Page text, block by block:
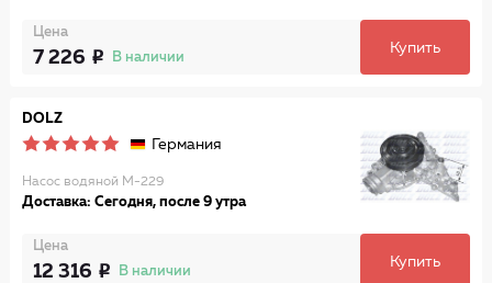
Цена
7 226 В наличии
Купить
DOLZ
Германия
Насос водяной M-229
Доставка: Сегодня, после 9 утра
Цена
12 316 В наличии
Купить